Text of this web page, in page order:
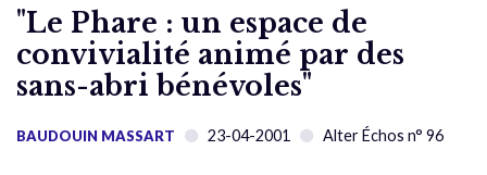
"Le Phare : un espace de
convivialité animé par des
sans-abri bénévoles"
BAUDOUIN MASSART 23-04-2001 Alter Échos n° 96